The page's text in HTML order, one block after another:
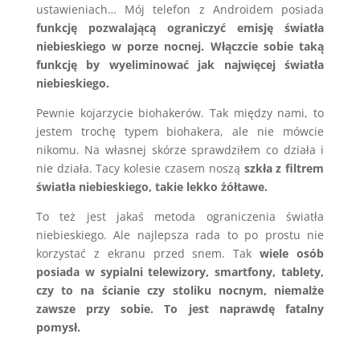
ustawieniach… Mój telefon z Androidem posiada
funkcję pozwalającą ograniczyć emisję światła
niebieskiego w porze nocnej. Włączcie sobie taką
funkcję by wyeliminować jak najwięcej światła
niebieskiego.
Pewnie kojarzycie biohakerów. Tak między nami, to
jestem trochę typem biohakera, ale nie mówcie
nikomu. Na własnej skórze sprawdziłem co działa i
nie działa. Tacy kolesie czasem noszą szkła z filtrem
światła niebieskiego, takie lekko żółtawe.
To też jest jakaś metoda ograniczenia światła
niebieskiego. Ale najlepsza rada to po prostu nie
korzystać z ekranu przed snem. Takwiele osób
posiada w sypialni telewizory, smartfony, tablety,
czy to na ścianie czy stoliku nocnym, niemalże
zawsze przy sobie. To jest naprawdę fatalny
pomysł.